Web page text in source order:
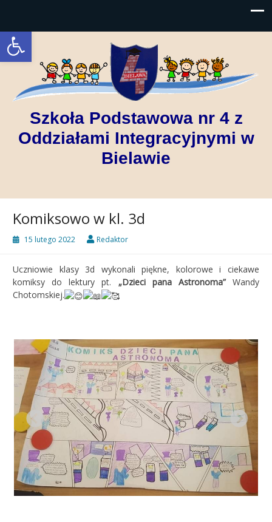
Open toolbar
Szkoła Podstawowa nr 4 z
Oddziałami Integracyjnymi w
Bielawie
Komiksowo w kl. 3d
15 lutego 2022 Redaktor
Uczniowie klasy 3d wykonali piękne, kolorowe i ciekawe
komiksy do lektury pt. „Dzieci pana Astronoma”Wandy
Chotomskiej.